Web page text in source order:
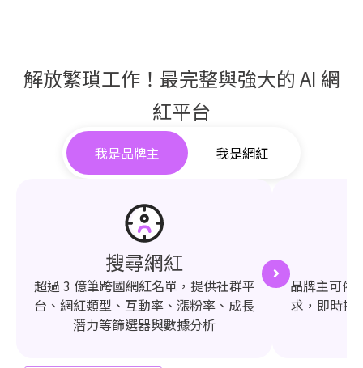
解放繁瑣工作！最完整與強大的 AI 網
紅平台
我是品牌主 我是網紅
搜尋網紅
超過 3 億筆跨國網紅名單，提供社群平
台、網紅類型、互動率、漲粉率、成長
潛力等篩選器與數據分析
品牌主可依
求，即時推